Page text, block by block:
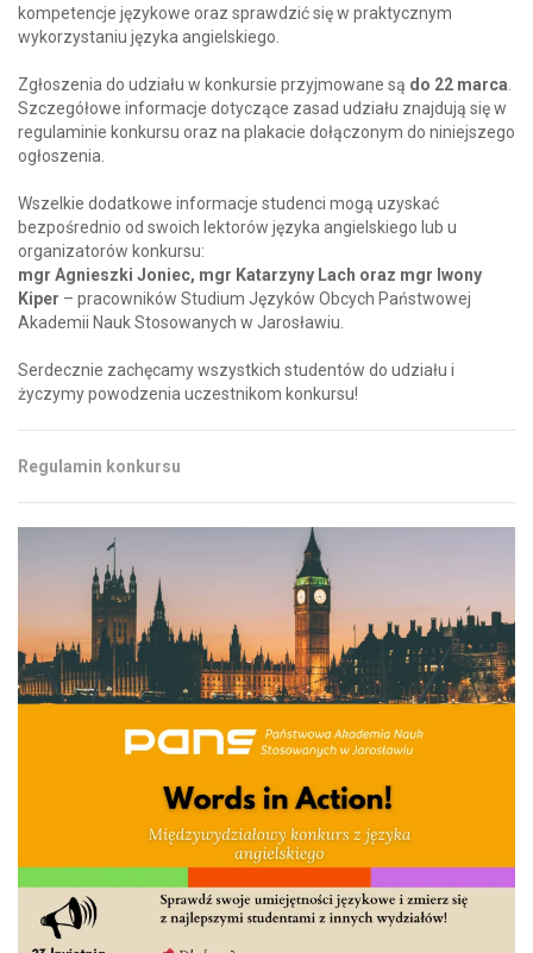
kompetencje językowe oraz sprawdzić się w praktycznym
wykorzystaniu języka angielskiego.
Zgłoszenia do udziału w konkursie przyjmowane są do 22 marca
Szczegółowe informacje dotyczące zasad udziału znajdują się w
regulaminie konkursu oraz na plakacie dołączonym do niniejszego
ogłoszenia.
Wszelkie dodatkowe informacje studenci mogą uzyskać
bezpośrednio od swoich lektorów języka angielskiego lub u
organizatorów konkursu:
mgr Agnieszki Joniec, mgr Katarzyny Lach oraz mgr Iwony
Kiper – pracowników Studium Języków Obcych Państwowej
Akademii Nauk Stosowanych w Jarosławiu.
Serdecznie zachęcamy wszystkich studentów do udziału i
życzymy powodzenia uczestnikom konkursu!
Regulamin konkursu